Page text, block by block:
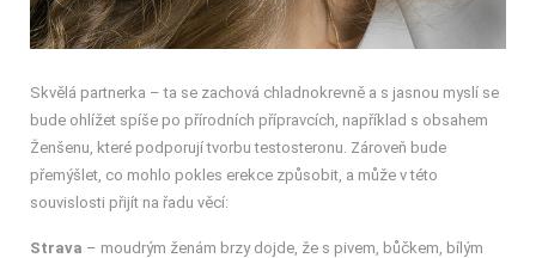
Skvělá partnerka – ta se zachová chladnokrevně a s jasnou myslí se
bude ohlížet spíše po přírodních přípravcích, například s obsahem
Ženšenu, které podporují tvorbu testosteronu. Zároveň bude
přemýšlet, co mohlo pokles erekce způsobit, a může v této
souvislosti přijít na řadu věcí:
Strava – moudrým ženám brzy dojde, že s pivem, bůčkem, bílým